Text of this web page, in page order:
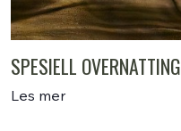
SPESIELL
Les mer